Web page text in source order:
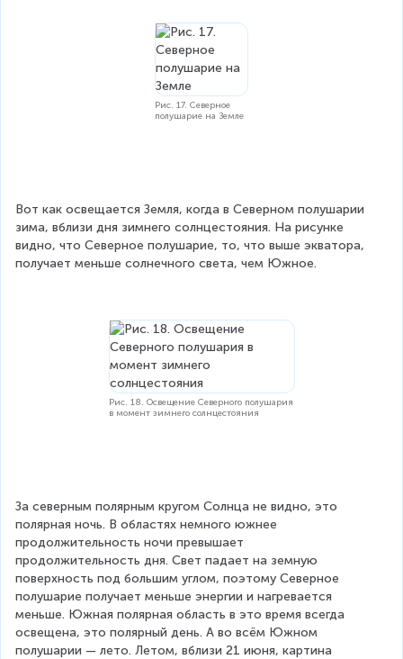
Рис. 17. Северное
полушарие на Земле
Вот как освещается Земля, когда в Северном полушарии
зима, вблизи дня зимнего солнцестояния. На рисунке
видно, что Северное полушарие, то, что выше экватора,
получает меньше солнечного света, чем Южное.
Рис. 18. Освещение Северного полушария
в момент зимнего солнцестояния
За северным полярным кругом Солнца не видно, это
полярная ночь. В областях немного южнее
продолжительность ночи превышает
продолжительность дня. Свет падает на земную
поверхность под большим углом, поэтому Северное
полушарие получает меньше энергии и нагревается
меньше. Южная полярная область в это время всегда
освещена, это полярный день. А во всём Южном
полушарии — лето. Летом, вблизи 21 июня, картина